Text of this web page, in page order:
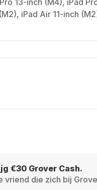
13-inch (M4), iPad
iPad Air 11-inch
€30 Grover Cash.
vriend die zich bij